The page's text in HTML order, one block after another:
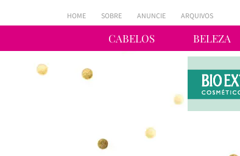
CABELOS BELEZA
HOME SOBRE ANUNCIE ARQUIVOS